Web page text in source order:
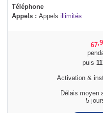
Téléphone
Appels : Appels illimités
67
puis
Activation &
Délais moyen
5